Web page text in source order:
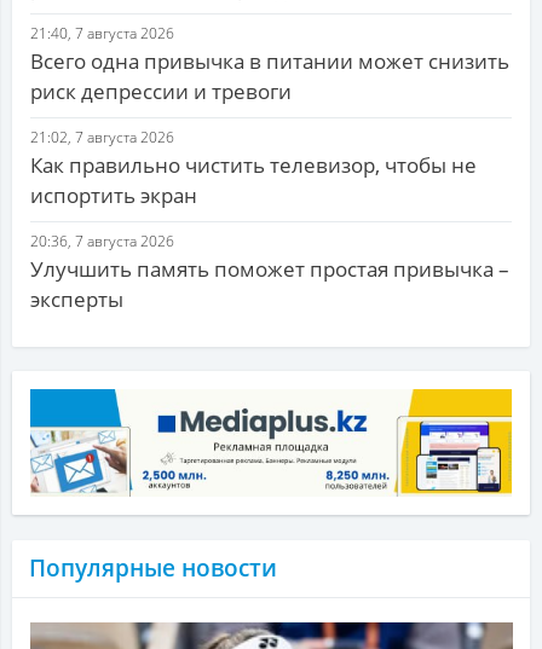
21:40, 7 августа 2026
Всего одна привычка в питании может снизить
риск депрессии и тревоги
21:02, 7 августа 2026
Как правильно чистить телевизор, чтобы не
испортить экран
20:36, 7 августа 2026
Улучшить память поможет простая привычка –
эксперты
Популярные новости